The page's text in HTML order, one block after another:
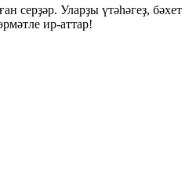
серҙәр. Уларҙы үтәһәгеҙ, бәхет
ир-аттар!